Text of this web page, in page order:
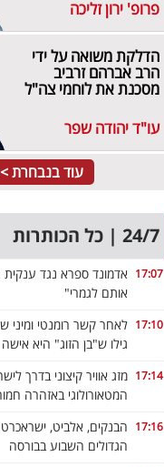
פרופ' ירון זליכה
הדלקת משואה על ידי
הרב אברהם זרביב
מסכנת את לוחמי צה"ל
עו"ד יהודה שפר
עוד בנבחרת
24/7 | כל הכותרות
17:07 אדמונד ספרא נגד ענקית
אותם לגמרי"
17:10 לאחר קשר רומנטי ומיני
גילו ש"בן הזוג" היא אישה
17:14 מזג אוויר קיצוני בדרך
המטאורולוגי באזהרה
17:16 הבנקים, אלביט, ישראכרט
הגדולים השבוע בבורסה